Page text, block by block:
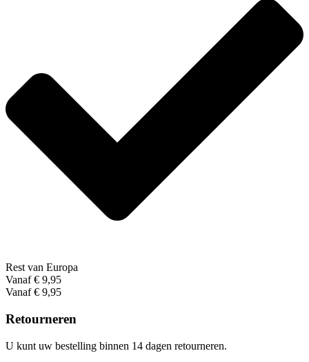
Rest van Europa
Vanaf € 9,95
Vanaf € 9,95
Retourneren
U kunt uw bestelling binnen 14 dagen retourneren.